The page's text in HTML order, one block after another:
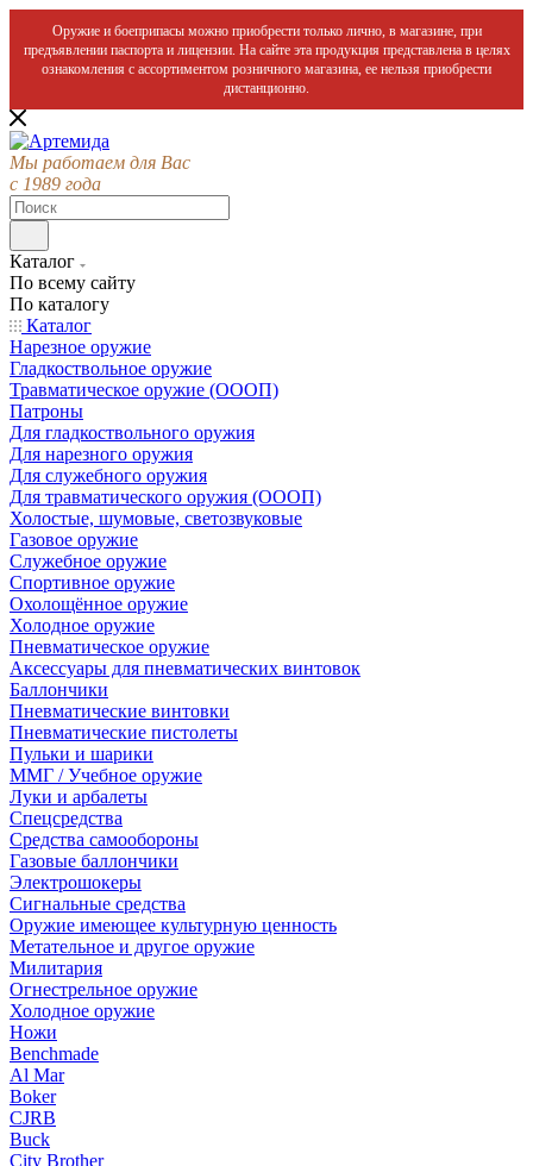
Оружие и боеприпасы можно приобрести только лично, в магазине, при
предъявлении паспорта и лицензии. На сайте эта продукция представлена в целях
ознакомления с ассортиментом розничного магазина, ее нельзя приобрести
дистанционно.
Мы работаем для Вас
с 1989 года
Каталог
По всему сайту
По каталогу
Каталог
Нарезное оружие
Гладкоствольное оружие
Травматическое оружие (ОООП)
Патроны
Для гладкоствольного оружия
Для нарезного оружия
Для служебного оружия
Для травматического оружия (ОООП)
Холостые, шумовые, светозвуковые
Газовое оружие
Служебное оружие
Спортивное оружие
Охолощённое оружие
Холодное оружие
Пневматическое оружие
Аксессуары для пневматических винтовок
Баллончики
Пневматические винтовки
Пневматические пистолеты
Пульки и шарики
ММГ / Учебное оружие
Луки и арбалеты
Спецсредства
Средства самообороны
Газовые баллончики
Электрошокеры
Сигнальные средства
Оружие имеющее культурную ценность
Метательное и другое оружие
Милитария
Огнестрельное оружие
Холодное оружие
Ножи
Benchmade
Al Mar
Boker
CJRB
Buck
City Brother